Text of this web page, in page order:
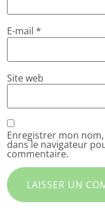
E-mail*
Site web
Enregistrer mon
dans le navigateur
commentaire.